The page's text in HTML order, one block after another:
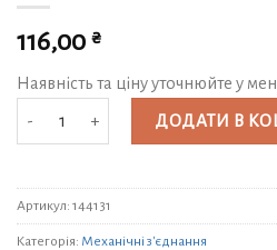
116,00 ₴
Наявність та ціну уточнюйте у
Трійник Santehplast ПЕ (ПНД) Ø40x1 1/2"
ДОДАТИ В
Артикул: 144131
Категорія: Механічні з'єднання